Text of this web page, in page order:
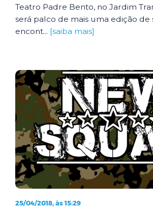
Teatro Padre Bento, no Jardim
será palco de mais uma edição de
encont... [saiba mais]
25/04/2018, às 15:29